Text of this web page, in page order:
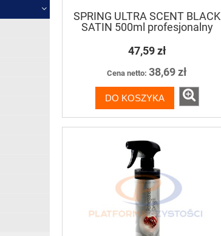
SPRING ULTRA SCENT BLACK
SATIN 500ml profesjonalny
odświeżacz powietrza
47,59 zł
Cena netto: 38,69 zł
DO KOSZYKA